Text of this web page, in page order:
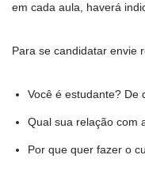
em cada aula, haverá
Para se candidatar envie
Você é estudante? De
Qual sua relação com
Por que quer fazer o